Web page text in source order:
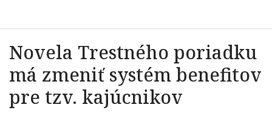
Novela Trestného poriadku
má zmeniť systém benefitov
pre tzv. kajúcnikov